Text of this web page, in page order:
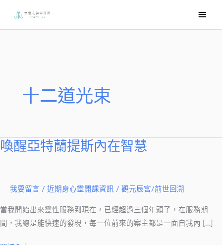
要
十二道光束
喚醒亞特蘭提斯內在智慧
我要留言 / 近期身心靈開課資訊 / 觀元辰宮/前世回溯
當我開始出來靈性服務到現在，已經超過三個年頭了，在服務期
間，我總是能快速的發現，每一位前來的案主都是一面自我內 […]
喚
提
斯